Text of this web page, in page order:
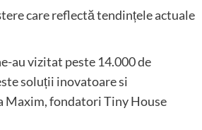
care reflectă tendințele actuale
au vizitat peste 14.000 de
soluții inovatoare si
Maxim, fondatori Tiny House